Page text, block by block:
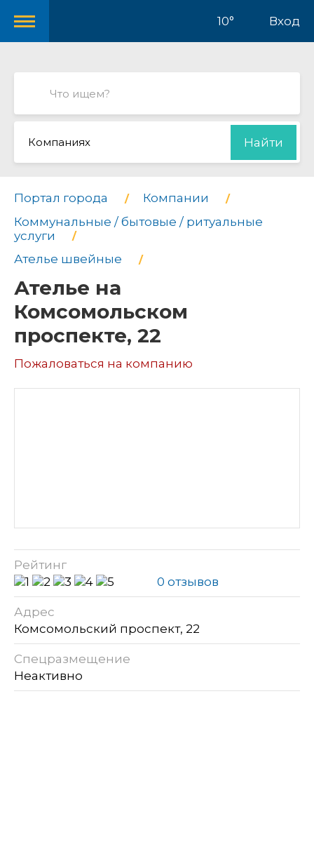
10° Вход
Компаниях Найти
Портал города
Компании
Коммунальные / бытовые / ритуальные
услуги
Ателье швейные
Ателье на
Комсомольском
проспекте, 22
Пожаловаться на компанию
Рейтинг
0 отзывов
Адрес
Комсомольский проспект, 22
Спецразмещение
Неактивно